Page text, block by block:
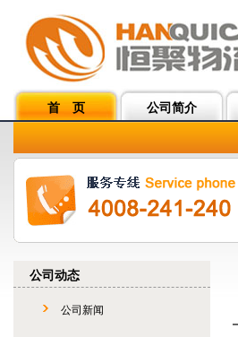
首 页 公司简介
公司动态
公司新闻